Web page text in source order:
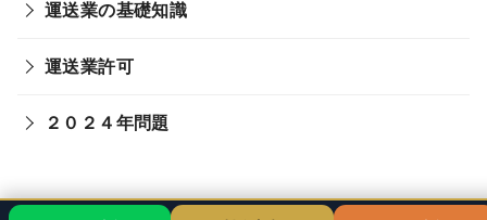
運送業の基礎知識
運送業許可
２０２４年問題
© 2026